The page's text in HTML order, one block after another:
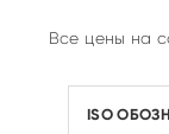
Все цены на